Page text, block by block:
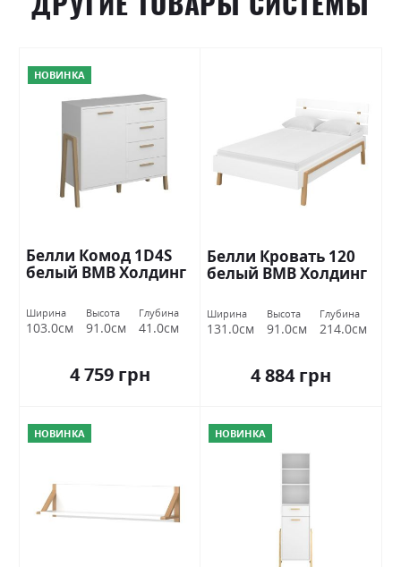
НОВИНКА
Белли Комод 1D4S
белый ВМВ Холдинг
Ширина
103.0см
Высота
91.0см
Глубина
41.0см
4 759 грн
Белли Кровать 120
белый ВМВ Холдинг
Ширина
131.0см
Высота
91.0см
Глубина
214.0см
4 884 грн
НОВИНКА НОВИНКА